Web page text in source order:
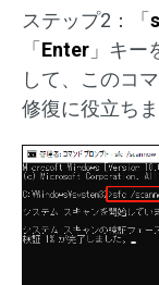
ステップ2：「
「 Enter 」キー
して、このコ
修復に役立ちま